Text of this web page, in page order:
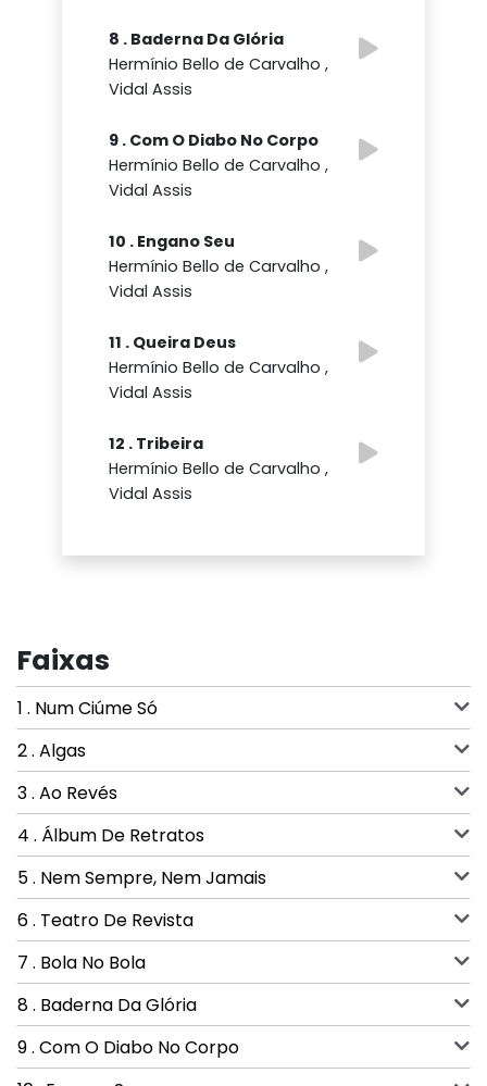
8 . Baderna Da Glória
Hermínio Bello de Carvalho ,
Vidal Assis
9 . Com O Diabo No Corpo
Hermínio Bello de Carvalho ,
Vidal Assis
10 . Engano Seu
Hermínio Bello de Carvalho ,
Vidal Assis
11 . Queira Deus
Hermínio Bello de Carvalho ,
Vidal Assis
12 . Tribeira
Hermínio Bello de Carvalho ,
Vidal Assis
Faixas
1 . Num Ciúme Só
2 . Algas
3 . Ao Revés
4 . Álbum De Retratos
5 . Nem Sempre, Nem Jamais
6 . Teatro De Revista
7 . Bola No Bola
8 . Baderna Da Glória
9 . Com O Diabo No Corpo